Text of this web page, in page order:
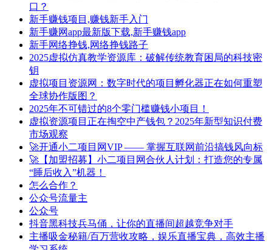
口？
新手赚钱项目,赚钱新手入门
新手赚网app最新版下载,新手赚钱app
新手网络挣钱,网络挣钱路子
2025虚拟仿真教学资源库：破解传统教育困局的科技密
钥
虚拟项目资源网：数字时代的项目孵化器正在如何重塑
全球协作版图？
2025年不可错过的8个零门槛赚钱小项目！
虚拟资源项目正在掏空中产钱包？2025年新型知识付费
市场观察
🚀开通小二项目网VIP —— 掌握互联网前沿搞钱风向标
🚀【加盟招募】小二项目网合伙人计划：打造您的专属
“睡后收入”机器！
怎么合作？
公众号流量主
公众号
抖音黑科技兵马俑，让你的直播间超越竞争对手
主播吸金秘籍/百万营收攻略，娱乐直播宝典，高效主播